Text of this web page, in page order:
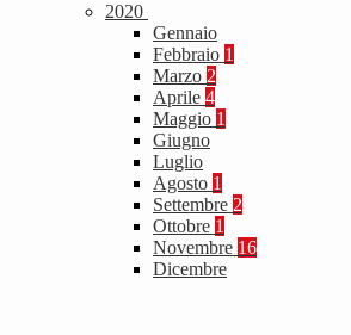
2020
Gennaio
Febbraio 1
Marzo 2
Aprile 4
Maggio 1
Giugno
Luglio
Agosto 1
Settembre 2
Ottobre 1
Novembre 16
Dicembre